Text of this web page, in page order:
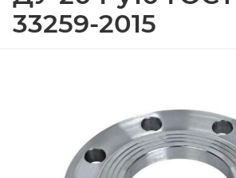
33259-2015